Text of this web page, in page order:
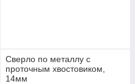
Сверло по металлу с
проточным хвостовиком,
14мм